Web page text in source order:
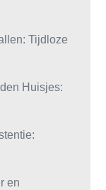
Tijdloze
Huisjes:
en